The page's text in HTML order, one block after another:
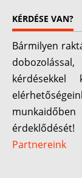
KÉRDÉSE VAN?
Bármilyen
érdeklődését!
Partnereink